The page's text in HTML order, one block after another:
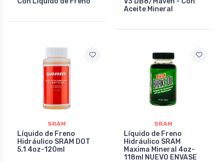
Aceite Mineral
SRAM
Líquido de Freno
Hidráulico SRAM DOT
5.1 4oz-120ml
SRAM
Líquido de Freno
Hidráulico SRAM
Maxima Mineral 4oz-
118ml NUEVO ENVASE